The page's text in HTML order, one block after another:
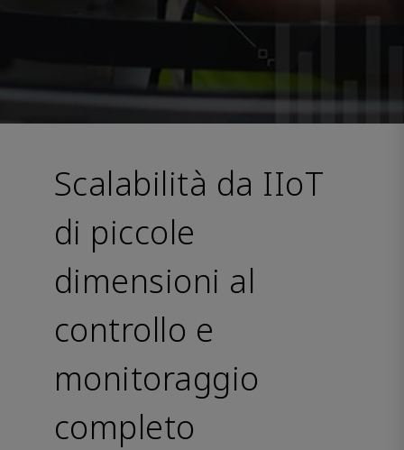
Scalabilità da IIoT
di piccole
dimensioni al
controllo e
monitoraggio
completo